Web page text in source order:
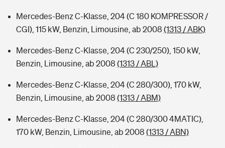
Mercedes-Benz C-Klasse, 204 (C 180 KOMPRESSOR /
CGI), 115 kW, Benzin, Limousine, ab 2008 (1313 / ABK)
Mercedes-Benz C-Klasse, 204 (C 230/250), 150 kW,
Benzin, Limousine, ab 2008 (1313 / ABL)
Mercedes-Benz C-Klasse, 204 (C 280/300), 170 kW,
Benzin, Limousine, ab 2008 (1313 / ABM)
Mercedes-Benz C-Klasse, 204 (C 280/300 4MATIC),
170 kW, Benzin, Limousine, ab 2008 (1313 / ABN)